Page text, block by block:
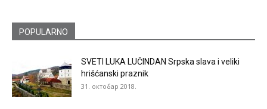
POPULARNO
SVETI LUKA LUČINDAN Srpska slava i veliki
hrišćanski praznik
31. октобар 2018.